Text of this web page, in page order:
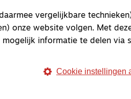
vergelijkbare
onze website volgen. Met
informatie te delen via
Cookie instellingen